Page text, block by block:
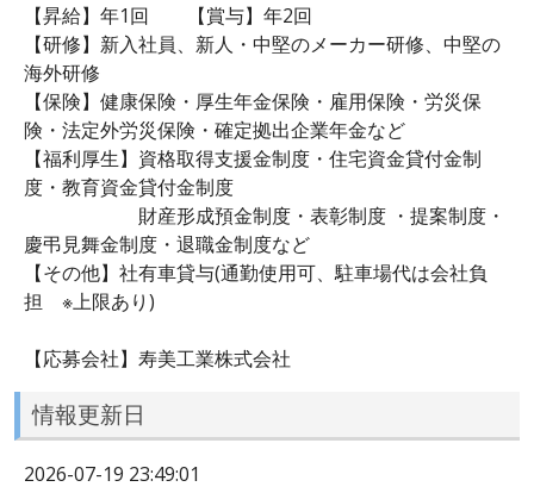
【昇給】年1回 【賞与】年2回
【研修】新入社員、新人・中堅のメーカー研修、中堅の
海外研修
【保険】健康保険・厚生年金保険・雇用保険・労災保
険・法定外労災保険・確定拠出企業年金など
【福利厚生】資格取得支援金制度・住宅資金貸付金制
度・教育資金貸付金制度
財産形成預金制度・表彰制度 ・提案制度・
慶弔見舞金制度・退職金制度など
【その他】社有車貸与(通勤使用可、駐車場代は会社負
担 ※上限あり)
【応募会社】寿美工業株式会社
情報更新日
2026-07-19 23:49:01